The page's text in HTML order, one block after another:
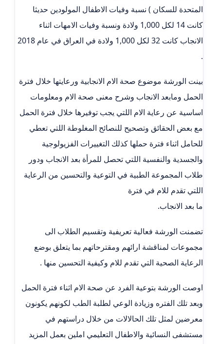
المتحدة للسكان ) نسبة وفيات الاطفال المولودين حديثا
كانت 14 لكل 1,000 ولادة ونسبة وفيات الامهات اثناء
الانجاب كانت 32 لكل 1,000 ولادة في العراق في عام 2018
.
بينت الورشة موضوع صحة الام الانجابية ورعايتها خلال فترة
الحمل ومابعد الانجاب وشرح معنى صحة الام ومعلومات
اساسية عن رعاية الام اللتي يجب توفيرها خلال فترة الحمل
مع بعض الحقائق وتصحيح للنصائح المغلوطة اللتي تعطي
للحامل اثناء فترة حملها كذلك التغييرات الفزيولوجية
والجسدية والنفسية اللتي تحصل للمرأة بعد الانجاب ودور
طلاب المجموعة الطبية في التوعية والتحسين من الرعاية
اللتي تقدم للام في فترة
ما بعد الانجاب.
تضمنت الورشة فعالية تعريفية وتقسيم الطلاب الى
مجموعات لمناقشة ارائهم ومقترحاتهم بما يتعلق بوضع
الرعاية الصحية التي تقدم للام وكيفية التحسين منها .
اوصت الورشة بتوعية الفرد عن صحة الام اثناء فترة الحمل
وبعد تلك الفتره وزيادة الوعي لطلبة الطب لكونهم يكونون
معرضين لمثل تلك الحالالات من خلال دراستهم في
مستشفى النسائية والاطفال التعليمي املين بعمل المزيد